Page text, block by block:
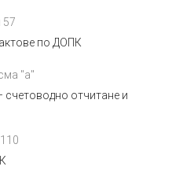
57
по ДОПК
"а"
счетоводно отчитане и